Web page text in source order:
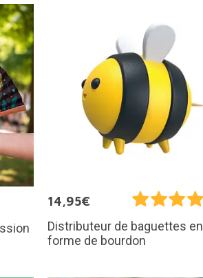
14,95€
Distributeur de baguettes en
forme de bourdon